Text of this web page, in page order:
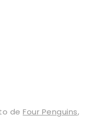
de Four Penguins,